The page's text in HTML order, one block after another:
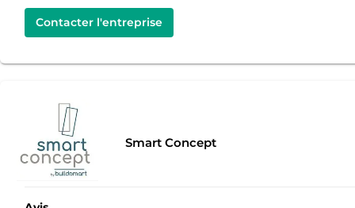
Contacter l'entreprise
Smart Concept